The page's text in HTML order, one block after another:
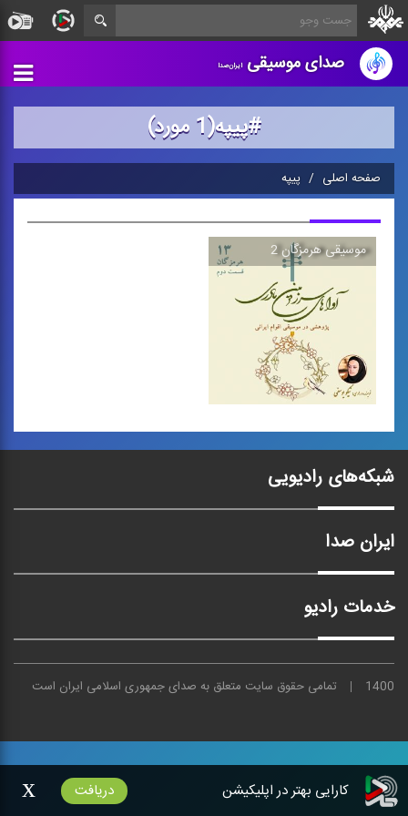
صدای موسیقیایران‌صدا
#پیپه(1 مورد)
صفحه اصلی پیپه
موسیقی هرمزگان 2
موسیقی هرمزگان 2
مجموعه كتاب‌هایی
بررسی ...
شبکه‌های رادیویی
ایران صدا
خدمات رادیو
1400 تمامی حقوق سایت متعلق به صدایجمهوری اسلامی ایران است
کارایی بهتر در اپلیکیشن دریافت x